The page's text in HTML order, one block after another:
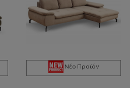
Νέο Προϊόν